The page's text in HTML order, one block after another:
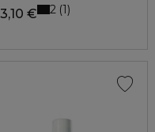
€ 2 1